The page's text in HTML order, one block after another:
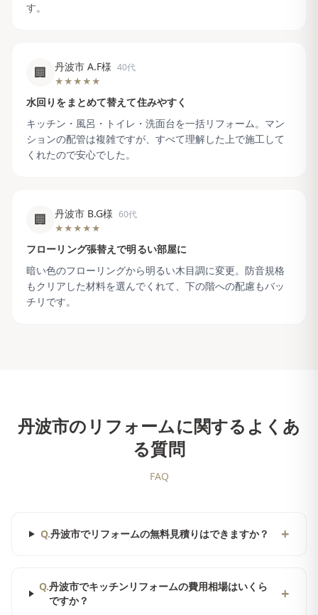
す。
🏢 丹波市 A.F様 40代
★★★★★
水回りをまとめて替えて住みやすく
キッチン・風呂・トイレ・洗面台を一括リフォーム。マン
ションの配管は複雑ですが、すべて理解した上で施工して
くれたので安心でした。
🏢 丹波市 B.G様 60代
★★★★★
フローリング張替えで明るい部屋に
暗い色のフローリングから明るい木目調に変更。防音規格
もクリアした材料を選んでくれて、下の階への配慮もバッ
チリです。
丹波市のリフォームに関するよくあ
る質問
FAQ
Q.丹波市でリフォームの無料見積りはできますか？ +
Q.丹波市でキッチンリフォームの費用相場はいくら
ですか？
+